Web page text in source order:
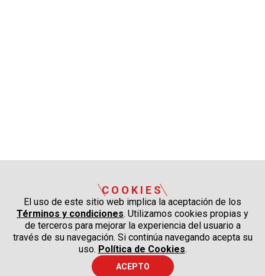
COOKIES
El uso de este sitio web implica la aceptación de los
Términos y condiciones. Utilizamos cookies propias y
de terceros para mejorar la experiencia del usuario a
través de su navegación. Si continúa navegando acepta su
uso. Política de Cookies.
ACEPTO